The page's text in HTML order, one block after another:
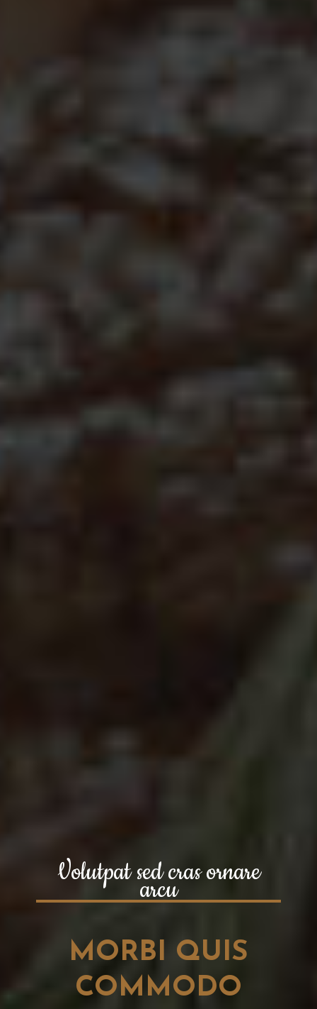
Volutpat sed cras ornare
arcu
MORBI QUIS
COMMODO